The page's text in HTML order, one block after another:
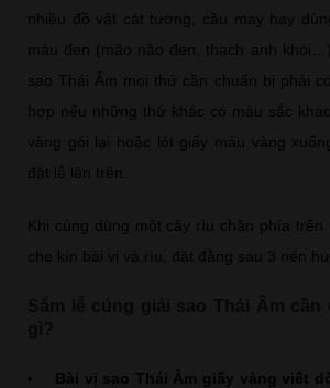
nhiều đồ vật cát tường, cầu may hay
màu đen (mão não đen, thạch anh
sao Thái Âm mọi thứ cần chuẩn bị phải
hợp nếu những thứ khác có màu sắc
vàng gói lại hoặc lót giấy màu vàng
đặt lễ lên trên.
Khi cúng dùng một cây rìu chặn phía trên
che kín bài vị và rìu, đặt đằng sau 3 nén
Bài vị sao Thái Âm giấy vàng viết